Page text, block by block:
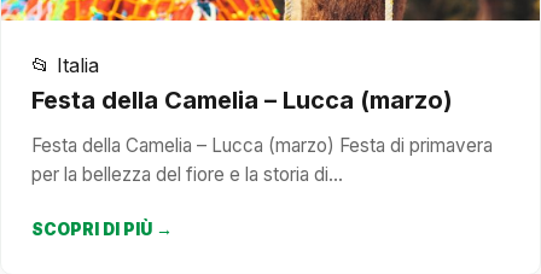
📂 Italia
Festa della Camelia – Lucca (marzo)
Festa della Camelia – Lucca (marzo) Festa di primavera
per la bellezza del fiore e la storia di…
SCOPRI DI PIÙ →